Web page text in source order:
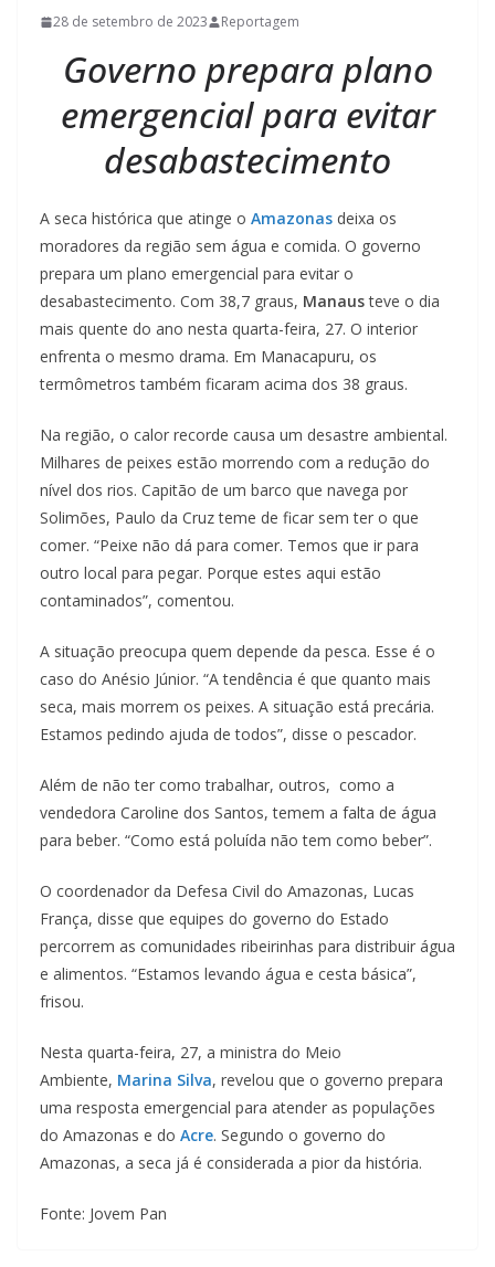
28 de setembro de 2023 Reportagem
Governo prepara plano
emergencial para evitar
desabastecimento
A seca histórica que atinge o Amazonas deixa os
moradores da região sem água e comida. O governo
prepara um plano emergencial para evitar o
desabastecimento. Com 38,7 graus, Manausteve o dia
mais quente do ano nesta quarta-feira, 27. O interior
enfrenta o mesmo drama. Em Manacapuru, os
termômetros também ficaram acima dos 38 graus.
Na região, o calor recorde causa um desastre ambiental.
Milhares de peixes estão morrendo com a redução do
nível dos rios. Capitão de um barco que navega por
Solimões, Paulo da Cruz teme de ficar sem ter o que
comer. “Peixe não dá para comer. Temos que ir para
outro local para pegar. Porque estes aqui estão
contaminados”, comentou.
A situação preocupa quem depende da pesca. Esse é o
caso do Anésio Júnior. “A tendência é que quanto mais
seca, mais morrem os peixes. A situação está precária.
Estamos pedindo ajuda de todos”, disse o pescador.
Além de não ter como trabalhar, outros, como a
vendedora Caroline dos Santos, temem a falta de água
para beber. “Como está poluída não tem como beber”.
O coordenador da Defesa Civil do Amazonas, Lucas
França, disse que equipes do governo do Estado
percorrem as comunidades ribeirinhas para distribuir água
e alimentos. “Estamos levando água e cesta básica”,
frisou.
Nesta quarta-feira, 27, a ministra do Meio
Ambiente, Marina Silva, revelou que o governo prepara
uma resposta emergencial para atender as populações
do Amazonas e do Acre. Segundo o governo do
Amazonas, a seca já é considerada a pior da história.
Fonte: Jovem Pan